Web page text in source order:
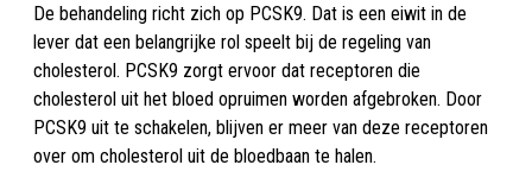
De behandeling richt zich op PCSK9. Dat is een eiwit in de
lever dat een belangrijke rol speelt bij de regeling van
cholesterol. PCSK9 zorgt ervoor dat receptoren die
cholesterol uit het bloed opruimen worden afgebroken. Door
PCSK9 uit te schakelen, blijven er meer van deze receptoren
over om cholesterol uit de bloedbaan te halen.